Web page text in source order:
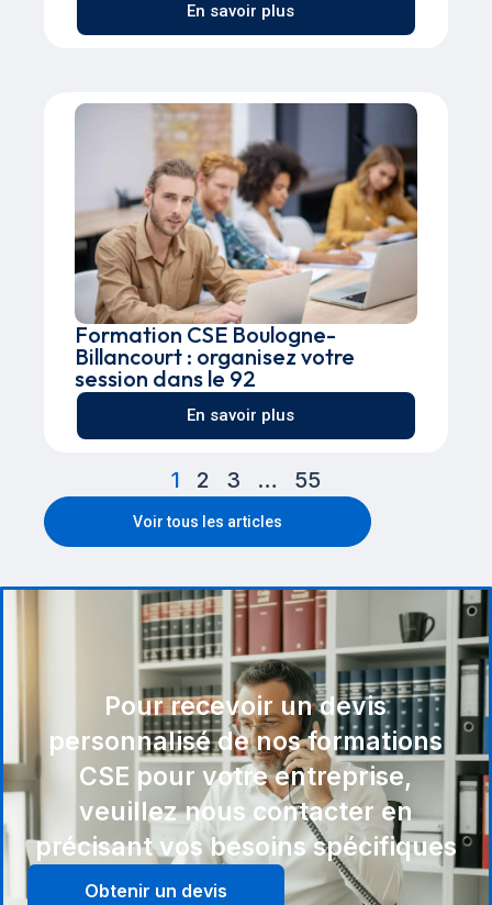
En savoir plus
Formation CSE Boulogne-
Billancourt : organisez votre
session dans le 92
En savoir plus
1 2 3 … 55
Voir tous les articles
Pour recevoir un devis
personnalisé de nos formations
CSE pour votre entreprise,
veuillez nous contacter en
précisant vos besoins spécifiques
Obtenir un devis